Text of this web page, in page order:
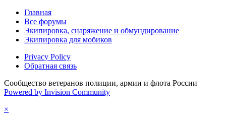
Главная
Все форумы
Экипировка, снаряжение и обмундирование
Экипировка для мобиков
Privacy Policy
Обратная связь
Сообщество ветеранов полиции, армии и флота России
Powered by Invision Community
×